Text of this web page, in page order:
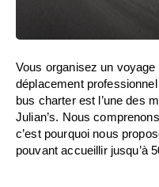
Vous organisez un voyage
déplacement
bus charter est l’une des
Julian’s. Nous
c’est pourquoi nous
pouvant accueillir jusqu’à